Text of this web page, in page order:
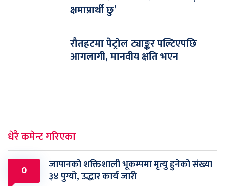
क्षमाप्रार्थी छु’
रौतहटमा पेट्रोल ट्याङ्कर पल्टिएपछि
आगलागी, मानवीय क्षति भएन
धेरै कमेन्ट गरिएका
0 जापानको शक्तिशाली भूकम्पमा मृत्यु हुनेको संख्या
३४ पुग्यो, उद्धार कार्य जारी